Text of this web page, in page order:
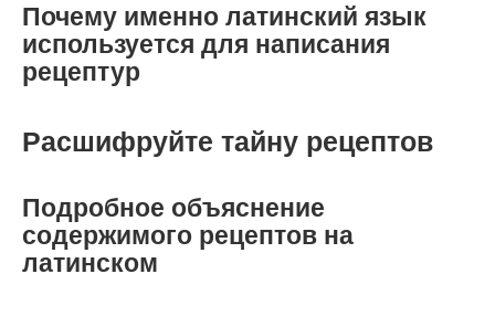
Почему именно латинский язык
используется для написания
рецептур
Расшифруйте тайну рецептов
Подробное объяснение
содержимого рецептов на
латинском